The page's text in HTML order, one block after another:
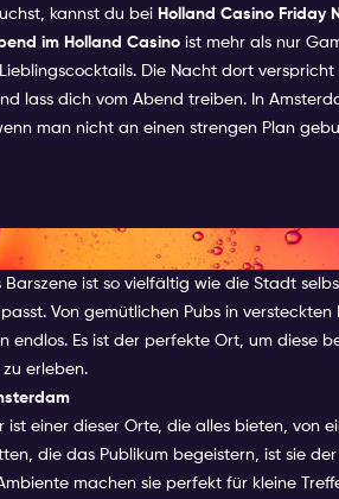
kannst du bei Holland Casino Friday
im Holland Casino ist mehr als nur
Die Nacht dort
lass dich vom Abend treiben. In
man nicht an einen strengen Plan
BARS IN
Barszene ist so vielfältig wie die Stadt
Von gemütlichen Pubs in versteckten
endlos. Es ist der perfekte Ort, um diese
erleben.
ist einer dieser Orte, die alles bieten, von
die das Publikum begeistern, ist sie
machen sie perfekt für kleine